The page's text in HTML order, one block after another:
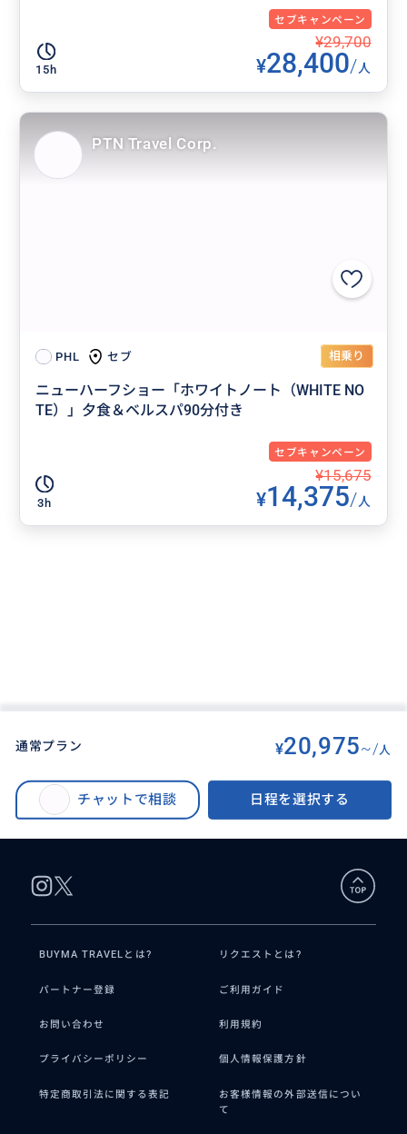
セブキャンペーン
15h
¥29,700
¥28,400/人
PHL セブ 相乗り
ニューハーフショー「ホワイトノート（WHITE NO
TE）」夕食＆ベルスパ90分付き
セブキャンペーン
3h
¥15,675
¥14,375/人
PTN Travel Corp.
通常プラン ¥20,975~/ 人
チャットで相談 日程を選択する
BUYMA TRAVEL> セブオプショナルツアー>
【セブ島発着】ボホール島ビーチツアー（日本語ガイド / 送迎付き / 高速船
チケット込み）
BUYMA TRAVELとは? リクエストとは?
パートナー登録 ご利用ガイド
お問い合わせ 利用規約
プライバシーポリシー 個人情報保護方針
特定商取引法に関する表記
お客様情報の外部送信につい
て